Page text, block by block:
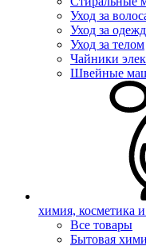
Уход за
Уход за
Уход за телом
Чайники
Швейные
химия, косметика
Все товары
Бытовая